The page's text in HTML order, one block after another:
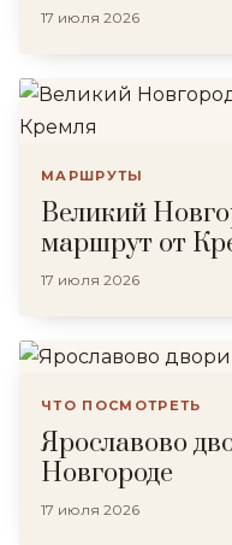
17 июля 2026
МАРШРУТЫ
Великий
маршрут от
17 июля 2026
ЧТО ПОСМОТРЕТЬ
Ярославово
Новгороде
17 июля 2026